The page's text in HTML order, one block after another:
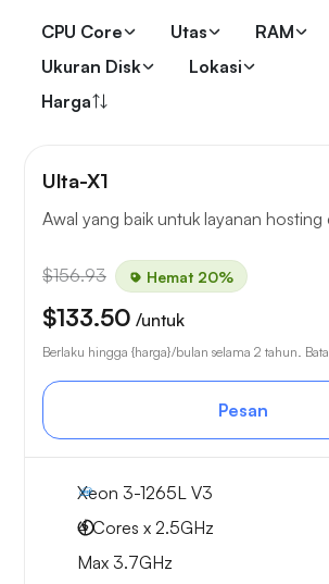
CPU Core Utas
RAM
Ukuran Disk
Lokasi
Harga
Ulta-X1
Awal yang baik untuk layanan hosting
$156.93 Hemat 20%
$133.50 /untuk
Berlaku hingga {harga}/bulan selama 2 tahun.
Pesan
Xeon 3-1265L V3
4 Cores x 2.5GHz
Max 3.7GHz